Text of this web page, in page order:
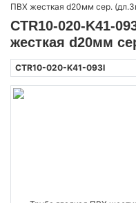
ПВХ жесткая d20мм сер.
CTR10-020-K41-
жесткая d20мм
CTR10-020-K41-093I